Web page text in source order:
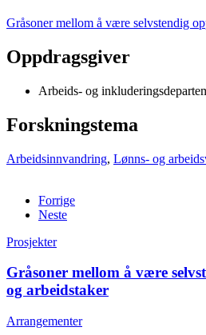
Gråsoner mellom å være selvstendig
Oppdragsgiver
Arbeids- og
Forskningstema
Arbeidsinnvandring, Lønns- og
Forrige
Neste
Prosjekter
Gråsoner mellom å være
og arbeidstaker
Arrangementer